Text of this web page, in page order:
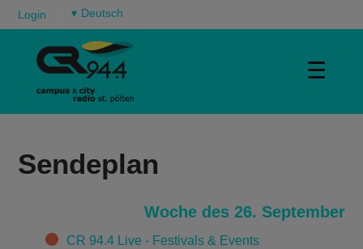
Login ▾
☰
Sendeplan
Woche des 26. September
CategoriesCR 94.4 Live - Festivals & Events